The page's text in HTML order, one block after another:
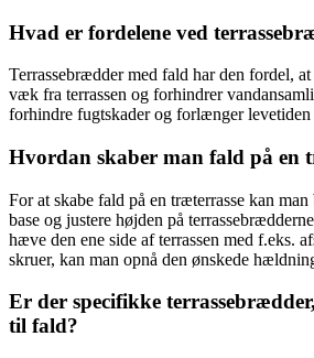
Hvad er fordelene ved
Terrassebrædder med fald har den fordel,
væk fra terrassen og forhindrer
forhindre fugtskader og forlænger levetiden
Hvordan skaber man fald på en
For at skabe fald på en træterrasse kan
base og justere højden på
hæve den ene side af terrassen med f.eks.
skruer, kan man opnå den ønskede
Er der specifikke
til fald?